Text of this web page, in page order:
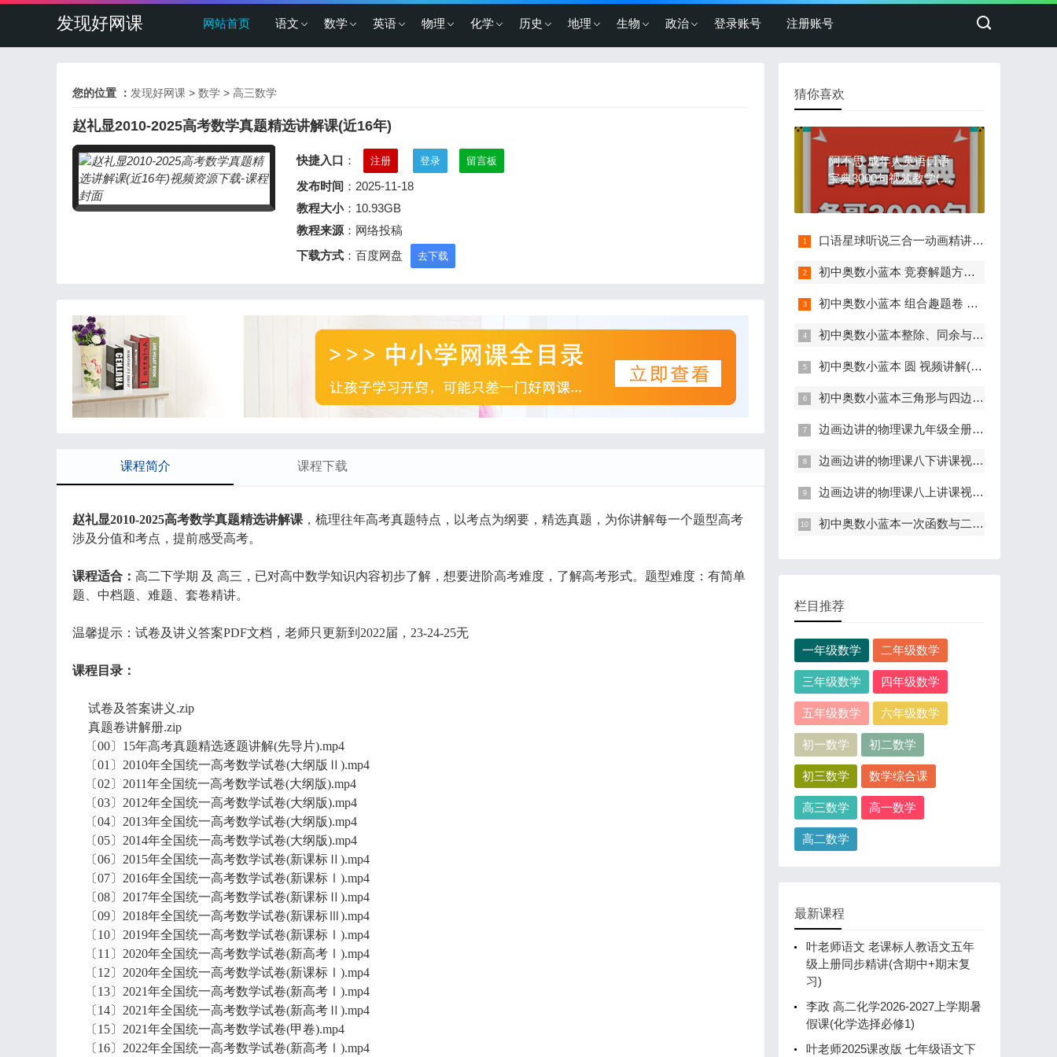
发现好网课 网站首页 语文 数学 英语 物理 化学 历史 地理 生物 政治 登录账号 注册账号
您的位置 ： 发现好网课 > 数学 > 高三数学
赵礼显2010-2025高考数学真题精选讲解课(近16年)
快捷入口 ： 注册 登录 留言板
发布时间 ：2025-11-18
教程大小：10.93GB
教程来源 ：网络投稿
下载方式 ：百度网盘 去下载
课程简介 课程下载
赵礼显2010-2025高考数学真题精选讲解课 ，梳理往年高考真题特点，以考点为纲要，精选真题，为你讲解每一个题型高考
涉及分值和考点，提前感受高考。
课程适合： 高二下学期 及 高三，已对高中数学知识内容初步了解，想要进阶高考难度，了解高考形式。题型难度：有简单
题、中档题、难题、套卷精讲。
温馨提示：试卷及讲义答案PDF文档，老师只更新到2022届，23-24-25无
课程目录：
试卷及答案讲义.zip
真题卷讲解册.zip
〔00〕15年高考真题精选逐题讲解(先导片).mp4
〔01〕2010年全国统一高考数学试卷(大纲版Ⅱ).mp4
〔02〕2011年全国统一高考数学试卷(大纲版).mp4
〔03〕2012年全国统一高考数学试卷(大纲版).mp4
〔04〕2013年全国统一高考数学试卷(大纲版).mp4
〔05〕2014年全国统一高考数学试卷(大纲版).mp4
〔06〕2015年全国统一高考数学试卷(新课标Ⅱ).mp4
〔07〕2016年全国统一高考数学试卷(新课标Ⅰ).mp4
〔08〕2017年全国统一高考数学试卷(新课标Ⅱ).mp4
〔09〕2018年全国统一高考数学试卷(新课标Ⅲ).mp4
〔10〕2019年全国统一高考数学试卷(新课标Ⅰ).mp4
〔11〕2020年全国统一高考数学试卷(新高考Ⅰ).mp4
〔12〕2020年全国统一高考数学试卷(新课标Ⅰ).mp4
〔13〕2021年全国统一高考数学试卷(新高考Ⅰ).mp4
〔14〕2021年全国统一高考数学试卷(新高考Ⅱ).mp4
〔15〕2021年全国统一高考数学试卷(甲卷).mp4
〔16〕2022年全国统一高考数学试卷(新高考Ⅰ).mp4
猜你喜欢
阿不思 成年人英语口语
宝典3000句视频教学(含
口语星球听说三合一动画精讲视频课(儿童英语启蒙)
初中奥数小蓝本 竞赛解题方法与策略 视频讲解(第三版 卷8)
初中奥数小蓝本 组合趣题卷 视频讲解(第三版 卷7)
初中奥数小蓝本整除、同余与不定方程讲解(第三版 卷6)
初中奥数小蓝本 圆 视频讲解(第三版 卷5)
初中奥数小蓝本三角形与四边形专题讲解(第三版 卷4)
边画边讲的物理课九年级全册讲课视频(初三物理)
边画边讲的物理课八下讲课视频(初二物理)
边画边讲的物理课八上讲课视频(初二物理)
初中奥数小蓝本一次函数与二次函数视频讲解(第三版 卷3)
栏目推荐
一年级数学 二年级数学
三年级数学 四年级数学
五年级数学 六年级数学
初一数学 初二数学
初三数学 数学综合课
高三数学 高一数学
高二数学
最新课程
叶老师语文 老课标人教语文五年
级上册同步精讲(含期中+期末复
习)
李政 高二化学2026-2027上学期暑
假课(化学选择必修1)
叶老师2025课改版 七年级语文下